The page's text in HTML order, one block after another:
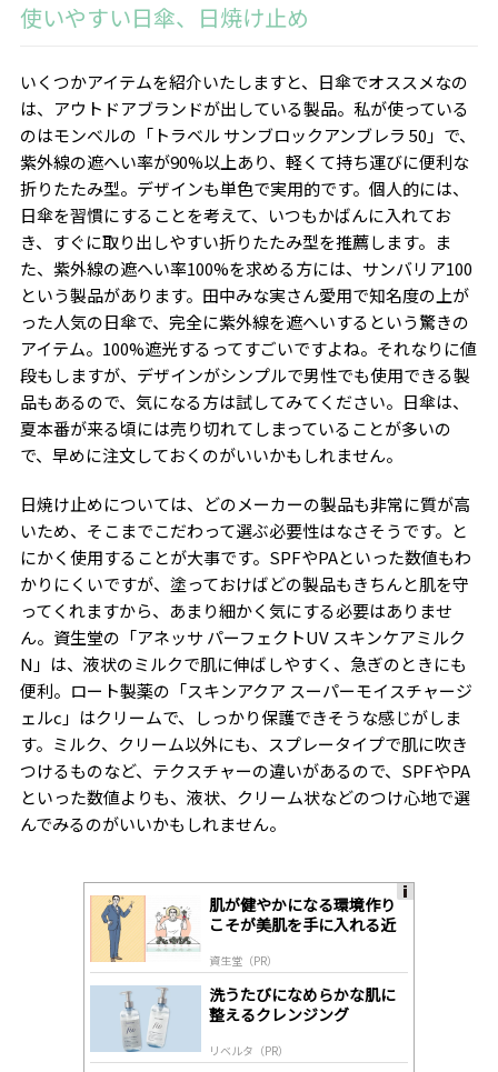
使いやすい日傘、日焼け止め
いくつかアイテムを紹介いたしますと、日傘でオススメなの
は、アウトドアブランドが出している製品。私が使っている
のはモンベルの「トラベル サンブロックアンブレラ 50 」で、
紫外線の遮へい率が90%以上あり、軽くて持ち運びに便利な
折りたたみ型。デザインも単色で実用的です。個人的には、
日傘を習慣にすることを考えて、いつもかばんに入れてお
き、すぐに取り出しやすい折りたたみ型を推薦します。ま
た、紫外線の遮へい率100%を求める方には、サンバリア100
という製品があります。田中みな実さん愛用で知名度の上が
った人気の日傘で、完全に紫外線を遮へいするという驚きの
アイテム。100%遮光するってすごいですよね。それなりに値
段もしますが、デザインがシンプルで男性でも使用できる製
品もあるので、気になる方は試してみてください。日傘は、
夏本番が来る頃には売り切れてしまっていることが多いの
で、早めに注文しておくのがいいかもしれません。
日焼け止めについては、どのメーカーの製品も非常に質が高
いため、そこまでこだわって選ぶ必要性はなさそうです。と
にかく使用することが大事です。 SPFやPAといった数値もわ
かりにくいですが、塗っておけばどの製品もきちんと肌を守
ってくれますから、あまり細かく気にする必要はありませ
ん。資生堂の「アネッサ パーフェクトUVスキンケアミルク
N 」は、液状のミルクで肌に伸ばしやすく、急ぎのときにも
便利。ロート製薬の「スキンアクア スーパーモイスチャージ
ェルc 」はクリームで、しっかり保護できそうな感じがしま
す。ミルク、クリーム以外にも、スプレータイプで肌に吹き
つけるものなど、テクスチャーの違いがあるので、 SPFやPA
といった数値よりも、液状、クリーム状などのつけ心地で選
んでみるのがいいかもしれません。
肌が健やかになる環境作り
こそが美肌を手に入れる近
資生堂（PR）
洗うたびになめらかな肌に
整えるクレンジング
リベルタ（PR）